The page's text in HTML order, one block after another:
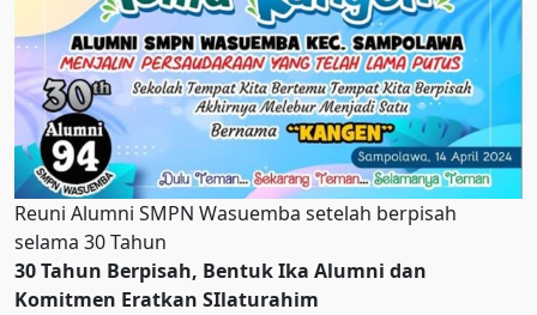
Reuni Alumni SMPN Wasuemba setelah berpisah
selama 30 Tahun
30 Tahun Berpisah, Bentuk Ika Alumni dan
Komitmen Eratkan SIlaturahim